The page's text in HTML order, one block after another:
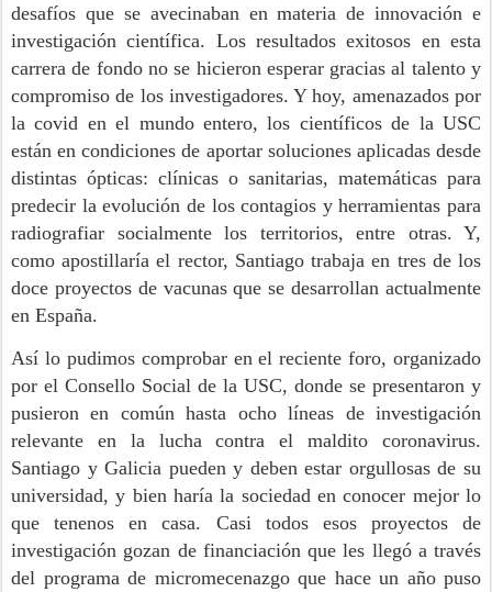
desafíos que se avecinaban en materia de innovación e
investigación científica. Los resultados exitosos en esta
carrera de fondo no se hicieron esperar gracias al talento y
compromiso de los investigadores. Y hoy, amenazados por
la covid en el mundo entero, los científicos de la USC
están en condiciones de aportar soluciones aplicadas desde
distintas ópticas: clínicas o sanitarias, matemáticas para
predecir la evolución de los contagios y herramientas para
radiografiar socialmente los territorios, entre otras. Y,
como apostillaría el rector, Santiago trabaja en tres de los
doce proyectos de vacunas que se desarrollan actualmente
en España.
Así lo pudimos comprobar en el reciente foro, organizado
por el Consello Social de la USC, donde se presentaron y
pusieron en común hasta ocho líneas de investigación
relevante en la lucha contra el maldito coronavirus.
Santiago y Galicia pueden y deben estar orgullosas de su
universidad, y bien haría la sociedad en conocer mejor lo
que tenenos en casa. Casi todos esos proyectos de
investigación gozan de financiación que les llegó a través
del programa de micromecenazgo que hace un año puso